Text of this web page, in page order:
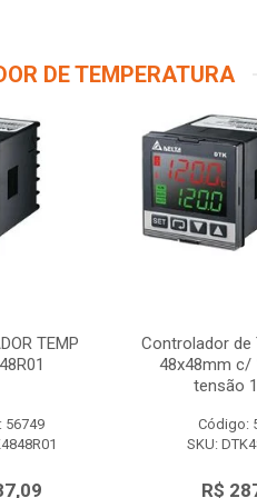
DE TEMPERATURA
TEMP
56749
Controlador de
48x48mm c/
tensão
Código:
SKU:
R$